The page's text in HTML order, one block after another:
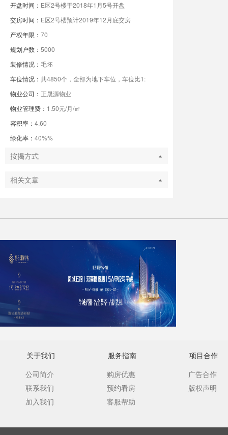
开盘时间： E区2号楼于2018年1月5号开盘
交房时间： E区2号楼预计2019年12月底交房
产权年限： 70
规划户数： 5000
装修情况： 毛坯
车位情况： 共4850个，全部为地下车位，车位比1:
物业公司： 正晟源物业
物业管理费： 1.50元/月/㎡
容积率： 4.60
绿化率： 40%%
按揭方式
相关文章
关于我们
公司简介
联系我们
加入我们
服务指南
购房优惠
预约看房
客服帮助
项目合作
广告合作
版权声明